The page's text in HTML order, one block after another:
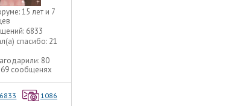
15 лет и 7
6833
спасибо: 21
80
69 сообщенях
6833 1086